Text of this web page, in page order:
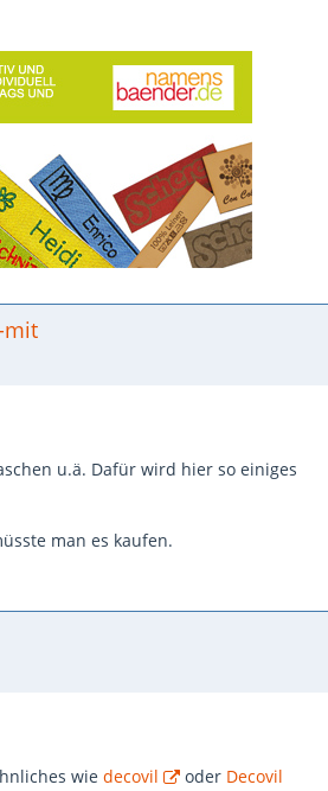
mit
u.ä. Dafür wird hier so einiges
man es kaufen.
wie decovil oder Decovil